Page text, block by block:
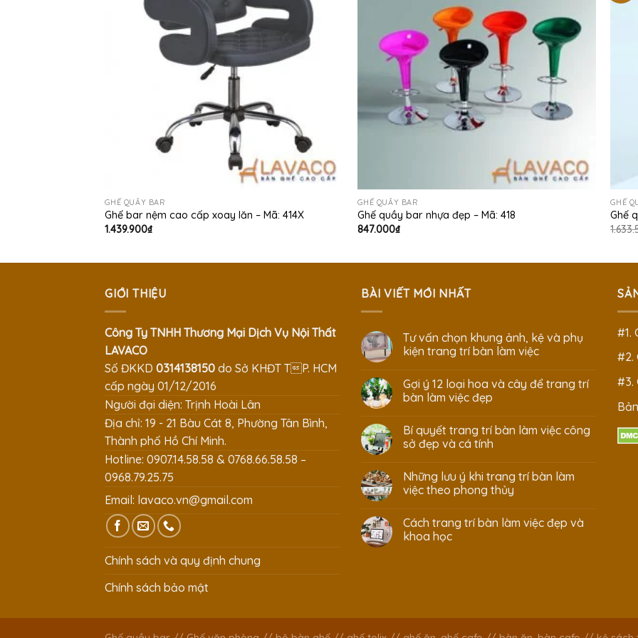
GHẾ QUẦY BAR
Ghế bar nệm cao cấp xoay lăn – Mã: 414X
1.439.900₫
GHẾ QUẦY BAR
Ghế quầy bar nhựa đẹp – Mã: 418
847.000₫
GHẾ
Ghế
GIỚI THIỆU
Công Ty TNHH Thương Mại Dịch Vụ Nội Thất
LAVACO
Số ĐKKD 0314138150 do Sở KHĐT TP. HCM
cấp ngày 01/12/2016
Người đại diện: Trịnh Hoài Lân
Địa chỉ: 19 - 21 Bàu Cát 8, Phường Tân Bình,
Thành phố Hồ Chí Minh.
Hotline: 0907.14.58.58 & 0768.66.58.58 –
0968.79.25.75
Email: lavaco.vn@gmail.com
Chính sách và quy định chung
Chính sách bảo mật
BÀI VIẾT MỚI NHẤT
Tư vấn chọn khung ảnh, kệ và phụ
kiện trang trí bàn làm việc
Gợi ý 12 loại hoa và cây để trang trí
bàn làm việc đẹp
Bí quyết trang trí bàn làm việc công
sở đẹp và cá tính
Những lưu ý khi trang trí bàn làm
việc theo phong thủy
Cách trang trí bàn làm việc đẹp và
khoa học
#1.
#2.
#3.